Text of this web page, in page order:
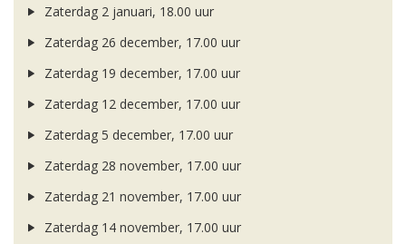
Zaterdag 2 januari, 18.00 uur
Zaterdag 26 december, 17.00 uur
Zaterdag 19 december, 17.00 uur
Zaterdag 12 december, 17.00 uur
Zaterdag 5 december, 17.00 uur
Zaterdag 28 november, 17.00 uur
Zaterdag 21 november, 17.00 uur
Zaterdag 14 november, 17.00 uur